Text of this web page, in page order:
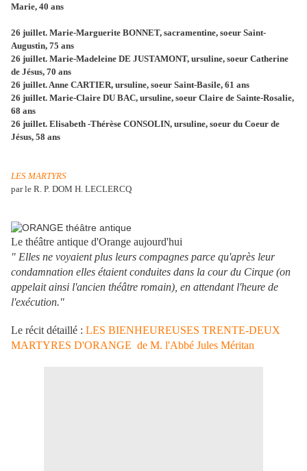
Marie, 40 ans
26 juillet. Marie-Marguerite BONNET, sacramentine, soeur Saint-
Augustin, 75 ans
26 juillet. Marie-Madeleine DE JUSTAMONT, ursuline, soeur Catherine
de Jésus, 70 ans
26 juillet. Anne CARTIER, ursuline, soeur Saint-Basile, 61 ans
26 juillet. Marie-Claire DU BAC, ursuline, soeur Claire de Sainte-Rosalie,
68 ans
26 juillet. Elisabeth -Thérèse CONSOLIN, ursuline, soeur du Coeur de
Jésus, 58 ans
LES MARTYRS
par le R. P. DOM H. LECLERCQ
Le théâtre antique d'Orange aujourd'hui
" Elles ne voyaient plus leurs compagnes parce qu'après leur
condamnation elles étaient conduites dans la cour du Cirque (on
appelait ainsi l'ancien théâtre romain), en attendant l'heure de
l'exécution."
Le récit détaillé : LES BIENHEUREUSES TRENTE-DEUX
MARTYRES D'ORANGE de M. l'Abbé Jules Méritan